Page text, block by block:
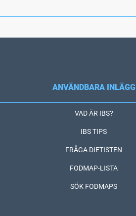
ANVÄNDBARA INLÄGG
VAD ÄR IBS?
IBS TIPS
FRÅGA DIETISTEN
FODMAP-LISTA
SÖK FODMAPS